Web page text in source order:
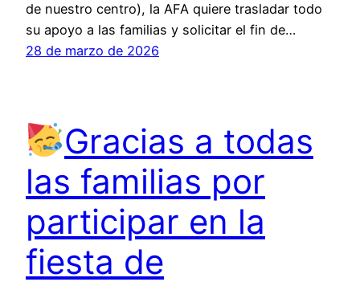
de nuestro centro), la AFA quiere trasladar todo
su apoyo a las familias y solicitar el fin de…
28 de marzo de 2026
Gracias a todas
las familias por
participar en la
fiesta de